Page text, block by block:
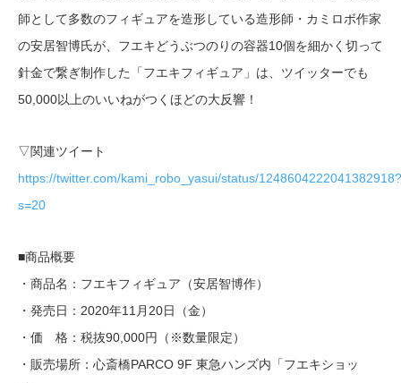
師として多数のフィギュアを造形している造形師・カミロボ作家
の安居智博氏が、フエキどうぶつのりの容器10個を細かく切って
針金で繋ぎ制作した「フエキフィギュア」は、ツイッターでも
50,000以上のいいねがつくほどの大反響！
▽関連ツイート
https://twitter.com/kami_robo_yasui/status/1248604222041382918?
s=20
■商品概要
・商品名：フエキフィギュア（安居智博作）
・発売日：2020年11月20日（金）
・価 格：税抜90,000円（※数量限定）
・販売場所：心斎橋PARCO 9F 東急ハンズ内「フエキショッ